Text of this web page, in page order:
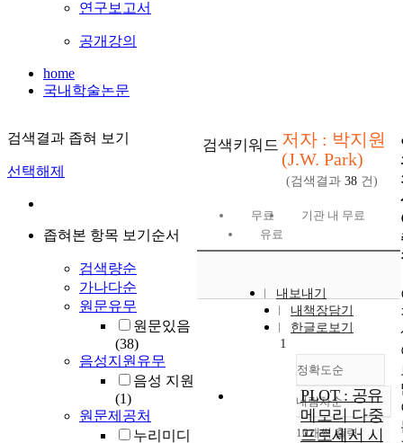
연구보고서
공개강의
home
국내학술논문
검색결과 좁혀 보기
선택해제
좁혀본 항목 보기순서
검색량순
가나다순
원문유무
원문있음
(38)
음성지원유무
음성 지원
(1)
원문제공처
누리미디
검색키워드 저자 : 박지원
(J.W. Park)
(검색결과 38 건)
무료
기관 내 무료
유료
내보내기
내책장담기
한글로보기
정확도순
정확도
순
내림차순
내림차순
10개씩 출력
1
PLOT : 공유
메모리 다중
프로세서 시